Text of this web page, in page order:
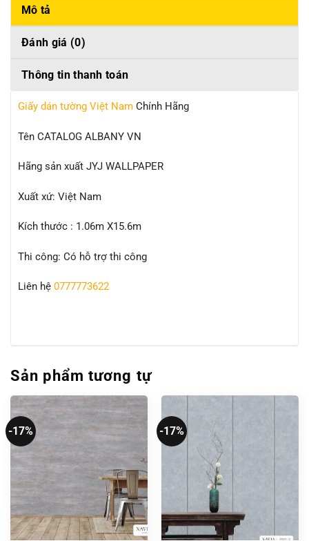
Mô tả
Đánh giá (0)
Thông tin thanh toán
Giấy dán tường Việt Nam Chính Hãng
Tên CATALOG ALBANY VN
Hãng sản xuất JYJ WALLPAPER
Xuất xứ: Việt Nam
Kích thước : 1.06m X15.6m
Thi công: Có hỗ trợ thi công
Liên hệ 0777773622
Sản phẩm tương tự
-17% -17%